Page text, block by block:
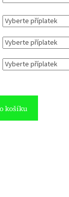
košíku